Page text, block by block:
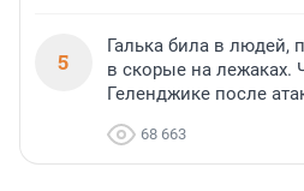
5
Галька била в людей,
в скорые на лежаках.
Геленджике после
68 663